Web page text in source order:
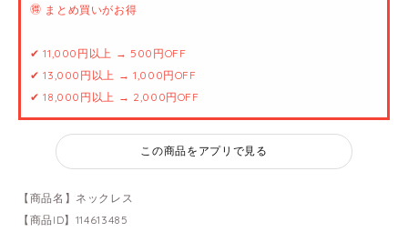
🉐 まとめ買いがお得
✔ 11,000円以上 → 500円OFF
✔ 13,000円以上 → 1,000円OFF
✔ 18,000円以上 → 2,000円OFF
この商品をアプリで見る
【商品名】ネックレス
【商品ID】114613485